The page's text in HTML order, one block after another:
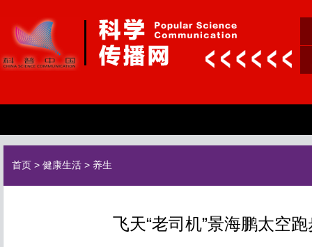
首页 > 健康生活 > 养生
飞天“老司机”景海鹏太空